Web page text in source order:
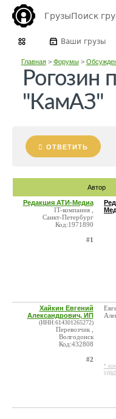
ГрузыПоиск
Ваши грузы
Главная> Форумы>
Рогозин
"КамАЗ"
ОТВЕТИТЬ
Автор
Редакция АТИ-Медиа
IT-компания ,
Санкт-Петербург
Код:1971890
#1
Хайкин Евгений
Александрович, ИП
(ИНН:614301265272)
Перевозчик ,
Волгодонск
Код:432808
#2
*